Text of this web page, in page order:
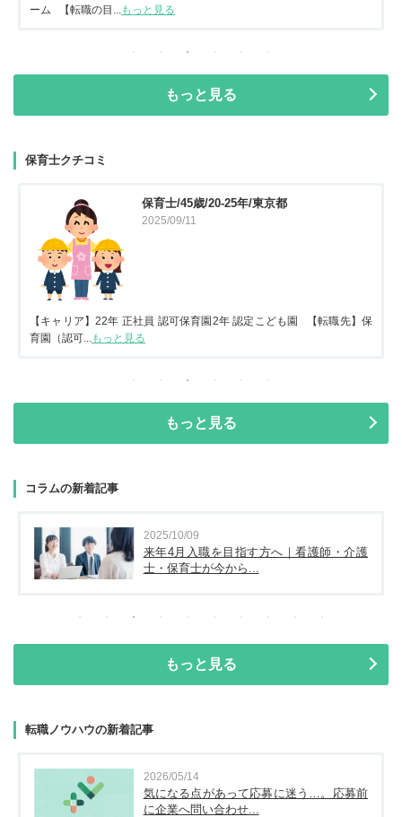
ーム 【転職の目...
もっと見る
もっと見る
保育士クチコミ
保育士/45歳/20-25年/東京都
2025/09/11
【キャリア】22年 正社員 認可保育園2年 認定こども園 【転職先】保
育園（認可...
もっと見る
もっと見る
コラムの新着記事
2025/10/09
来年4月入職を目指す方へ｜看護師・介護
士・保育士が今から...
もっと見る
転職ノウハウの新着記事
2026/05/14
気になる点があって応募に迷う…。応募前
に企業へ問い合わせ...